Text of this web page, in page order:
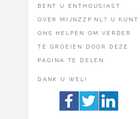
BENT U ENTHOUSIAST
OVER MIJNZZP.NL? U KUNT
ONS HELPEN OM VERDER
TE GROEIEN DOOR DEZE
PAGINA TE DELEN.
DANK U WEL!